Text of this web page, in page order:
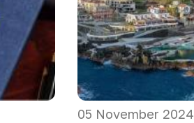
05 November 2024